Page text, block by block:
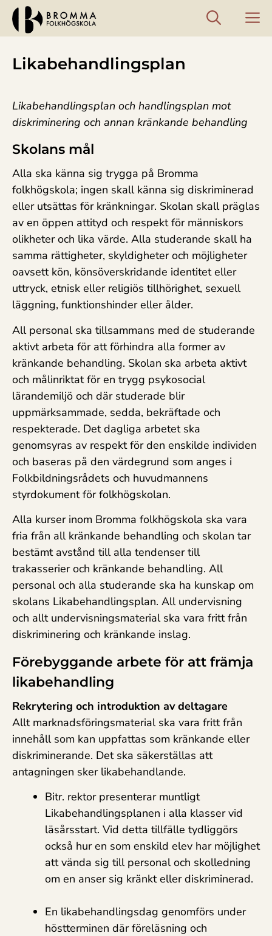
Hoppa
innehåll
Likabehandlingsplan
Likabehandlingsplan och handlingsplan mot
diskriminering och annan kränkande behandling
Skolans mål
Alla ska känna sig trygga på Bromma
folkhögskola; ingen skall känna sig diskriminerad
eller utsättas för kränkningar. Skolan skall präglas
av en öppen attityd och respekt för människors
olikheter och lika värde. Alla studerande skall ha
samma rättigheter, skyldigheter och möjligheter
oavsett kön, könsöverskridande identitet eller
uttryck, etnisk eller religiös tillhörighet, sexuell
läggning, funktionshinder eller ålder.
All personal ska tillsammans med de studerande
aktivt arbeta för att förhindra alla former av
kränkande behandling. Skolan ska arbeta aktivt
och målinriktat för en trygg psykosocial
lärandemiljö och där studerade blir
uppmärksammade, sedda, bekräftade och
respekterade. Det dagliga arbetet ska
genomsyras av respekt för den enskilde individen
och baseras på den värdegrund som anges i
Folkbildningsrådets och huvudmannens
styrdokument för folkhögskolan.
Alla kurser inom Bromma folkhögskola ska vara
fria från all kränkande behandling och skolan tar
bestämt avstånd till alla tendenser till
trakasserier och kränkande behandling. All
personal och alla studerande ska ha kunskap om
skolans Likabehandlingsplan. All undervisning
och allt undervisningsmaterial ska vara fritt från
diskriminering och kränkande inslag.
Förebyggande arbete för att främja
likabehandling
Rekrytering och introduktion av deltagare
Allt marknadsföringsmaterial ska vara fritt från
innehåll som kan uppfattas som kränkande eller
diskriminerande. Det ska säkerställas att
antagningen sker likabehandlande.
Bitr. rektor presenterar muntligt
Likabehandlingsplanen i alla klasser vid
läsårsstart. Vid detta tillfälle tydliggörs
också hur en som enskild elev har möjlighet
att vända sig till personal och skolledning
om en anser sig kränkt eller diskriminerad.
En likabehandlingsdag genomförs under
höstterminen där föreläsning och